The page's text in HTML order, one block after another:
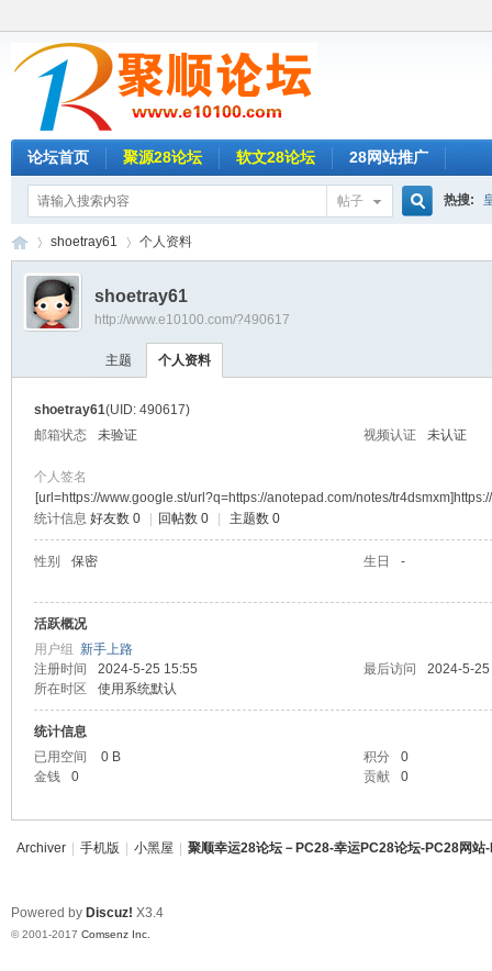
论坛首页 聚源28论坛 软文28论坛 28网站推广
帖子 热搜:
草莓28
幸运28
pc28信
›
shoetray61 个人资料
shoetray61
http://www.e10100.com/?490617
主题 个人资料
shoetray61(UID: 490617)
邮箱状态
未验证 视频认证 未认证
个人签名
[url=https://www.google.st/url?q=https://anotepad.com/notes/
统计信息 好友数 0 回帖数 0 主题数 0
性别 保密 生日 -
活跃概况
用户组 新手上路
注册时间
2024-5-25 15:55 最后访问
2024-5-
所在时区
使用系统默认
统计信息
已用空间
0 B 积分
0
金钱
0 贡献 0
Archiver 手机版 小黑屋 聚顺幸运28论坛－PC28-幸运PC28论坛-PC28网
Powered by Discuz! X3.4
© 2001-2017 Comsenz Inc.